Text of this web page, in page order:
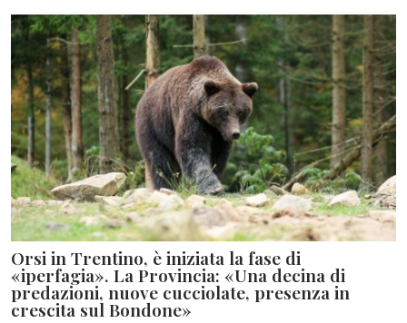
Orsi in Trentino, è iniziata la fase di
«iperfagia». La Provincia: «Una decina di
predazioni, nuove cucciolate, presenza in
crescita sul Bondone»